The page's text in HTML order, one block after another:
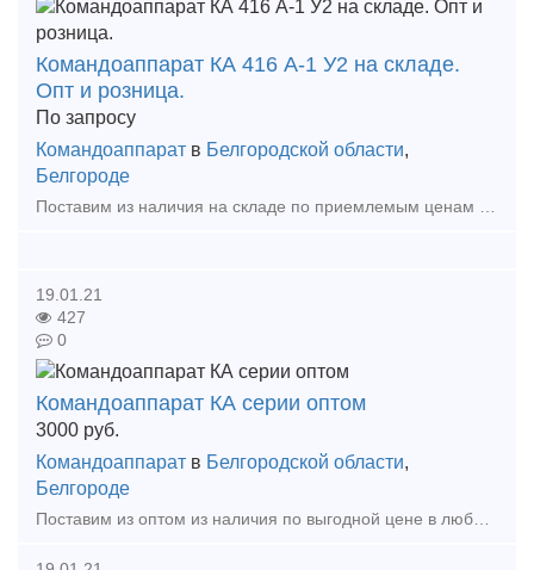
Командоаппарат КА 416 А-1 У2 на складе.
Опт и розница.
По запросу
Командоаппарат в Белгородской области,
Белгороде
Поставим из наличия на складе по приемлемым ценам в короткие сроки в любой регион России. Опт и розница. Цена договорная. Новые и с хранения. Командоаппараты кулачковые регулиру
19.01.21
427
0
Командоаппарат КА серии оптом
3000 руб.
Командоаппарат в Белгородской области,
Белгороде
Поставим из оптом из наличия по выгодной цене в любой регион России. КА 414 А-1 У2 500В 16А – 13 шт. КА 414 А-1 У2 380В 16А – 4 шт. КА 414 А -2 500В 16А – 7 шт. КА-414 А-3 У2 5